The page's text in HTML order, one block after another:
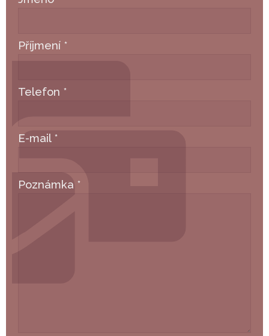
Příjmení *
Telefon *
E-mail *
Poznámka *